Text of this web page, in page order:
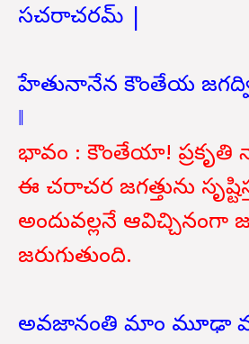
సచరాచరమ్ |
హేతునానేన కౌంతేయ
‖
భావం : కౌంతేయా! ప్రకృతి
ఈ చరాచర జగత్తును
అందువల్లనే ఆవిచ్చినంగా
జరుగుతుంది.
అవజానంతి మాం మూఢా